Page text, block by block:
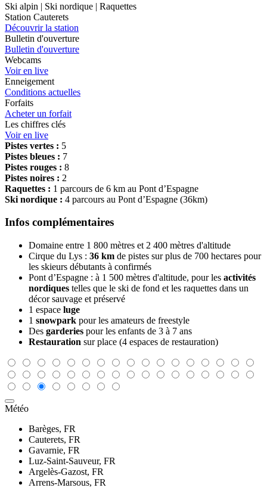
Ski alpin | Ski nordique | Raquettes
Station Cauterets
Découvrir la station
Bulletin d'ouverture
Bulletin d'ouverture
Webcams
Voir en live
Enneigement
Conditions actuelles
Forfaits
Acheter un forfait
Les chiffres clés
Voir en live
Pistes vertes : 5
Pistes bleues : 7
Pistes rouges : 8
Pistes noires : 2
Raquettes : 1 parcours de 6 km au Pont d’Espagne
Ski nordique : 4 parcours au Pont d’Espagne (36km)
Infos complémentaires
Domaine entre 1 800 mètres et 2 400 mètres d'altitude
Cirque du Lys : 36 km de pistes sur plus de 700 hectares pour
les skieurs débutants à confirmés
Pont d’Espagne : à 1 500 mètres d'altitude, pour les activités
nordiques telles que le ski de fond et les raquettes dans un
décor sauvage et préservé
1 espace luge
1 snowpark pour les amateurs de freestyle
Des garderies pour les enfants de 3 à 7 ans
Restauration sur place (4 espaces de restauration)
Météo
Barèges, FR
Cauterets, FR
Gavarnie, FR
Luz-Saint-Sauveur, FR
Argelès-Gazost, FR
Arrens-Marsous, FR